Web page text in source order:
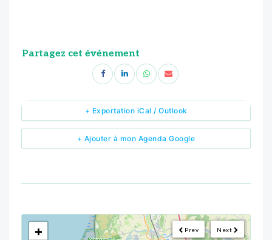
Partagez cet événement
+ Ajouter à mon Agenda Google
+ Exportation iCal / Outlook
Next
Prev
<!---->
+